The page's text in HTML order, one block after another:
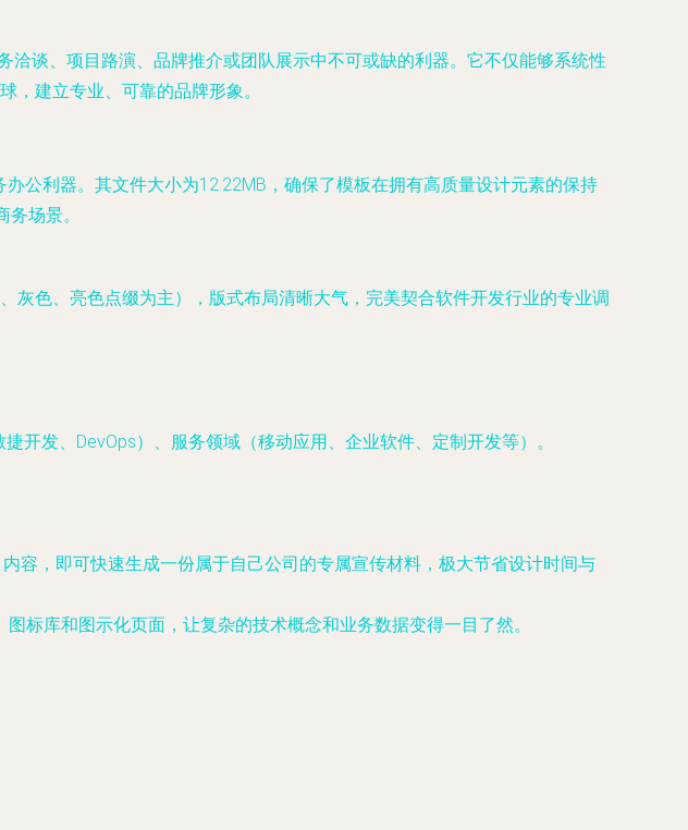
谈、项目路演、品牌推介或团队展示中不可或缺的利器。它不仅能够系统性
，建立专业、可靠的品牌形象。
公利器。其文件大小为12.22MB，确保了模板在拥有高质量设计元素的保持
场景。
灰色、亮色点缀为主），版式布局清晰大气，完美契合软件开发行业的专业调
开发、DevOps）、服务领域（移动应用、企业软件、定制开发等）。
容，即可快速生成一份属于自己公司的专属宣传材料，极大节省设计时间与
标库和图示化页面，让复杂的技术概念和业务数据变得一目了然。